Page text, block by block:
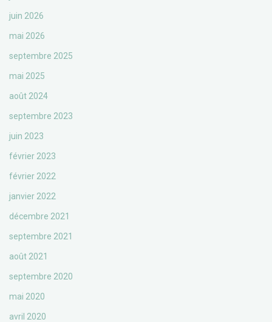
juin 2026
mai 2026
septembre 2025
mai 2025
août 2024
septembre 2023
juin 2023
février 2023
février 2022
janvier 2022
décembre 2021
septembre 2021
août 2021
septembre 2020
mai 2020
avril 2020